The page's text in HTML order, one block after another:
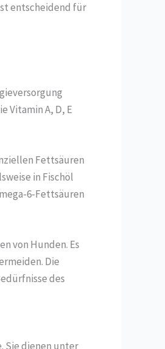
entscheidend für
Vitamin A, D, E
Fettsäuren
in Fischöl
6-Fettsäuren
von Hunden. Es
Die
des
Sie dienen unter